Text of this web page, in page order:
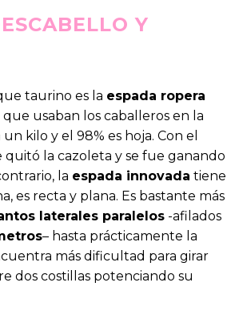
Y
taurino es la espada ropera
que usaban los caballeros en la
un kilo y el 98% es hoja. Con el
quitó la cazoleta y se fue ganando
la espada innovada tiene
es recta y plana. Es bastante más
laterales paralelos -afilados
– hasta prácticamente la
más dificultad para girar
dos costillas potenciando su